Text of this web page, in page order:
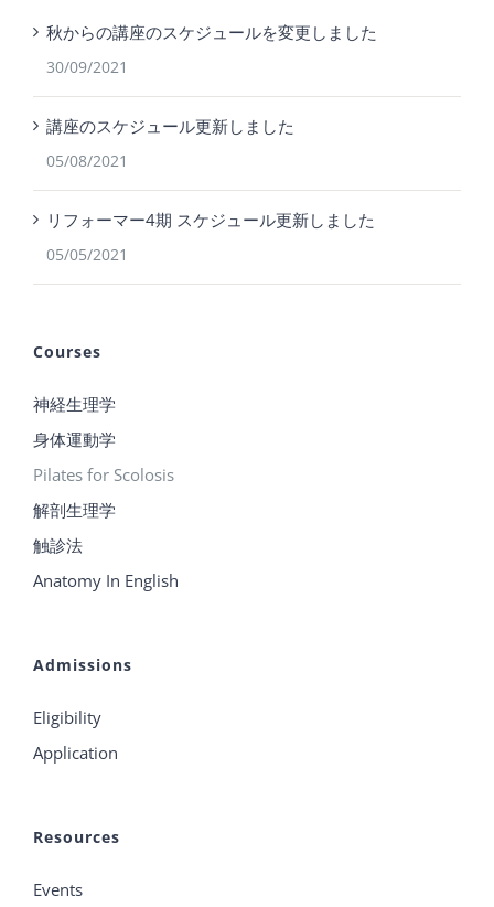
秋からの講座のスケジュールを変更しました
30/09/2021
講座のスケジュール更新しました
05/08/2021
リフォーマー4期 スケジュール更新しました
05/05/2021
Courses
神経生理学
身体運動学
Pilates for Scolosis
解剖生理学
触診法
Anatomy In English
Admissions
Eligibility
Application
Resources
Events